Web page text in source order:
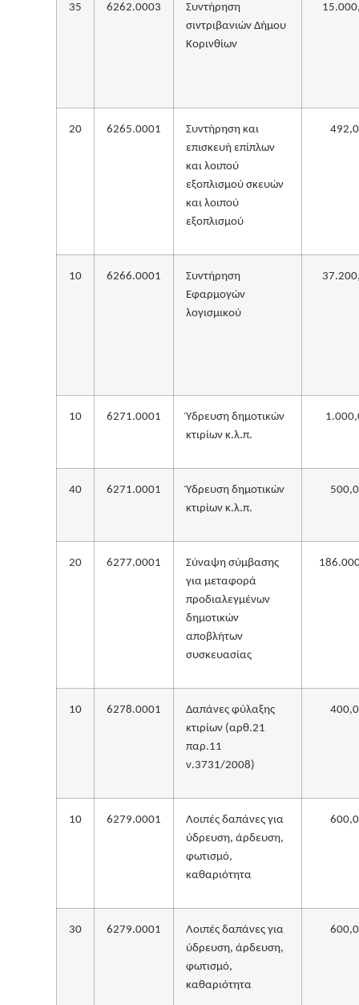
35 6262.0003
Συντήρηση
σιντριβανιών Δήμου
Κορινθίων
20 6265.0001
Συντήρηση και
επισκευή επίπλων
και λοιπού
εξοπλισμού σκευών
και λοιπού
εξοπλισμού
10 6266.0001
Συντήρηση
Εφαρμογών
λογισμικού
10 6271.0001
Ύδρευση δημοτικών
κτιρίων κ.λ.π.
40 6271.0001
Ύδρευση δημοτικών
κτιρίων κ.λ.π.
20 6277.0001
Σύναψη σύμβασης
για μεταφορά
προδιαλεγμένων
δημοτικών
αποβλήτων
συσκευασίας
10 6278.0001
Δαπάνες φύλαξης
κτιρίων (αρθ.21
παρ.11
ν.3731/2008)
10 6279.0001
Λοιπές δαπάνες για
ύδρευση, άρδευση,
φωτισμό,
καθαριότητα
30 6279.0001
Λοιπές δαπάνες για
ύδρευση, άρδευση,
φωτισμό,
καθαριότητα